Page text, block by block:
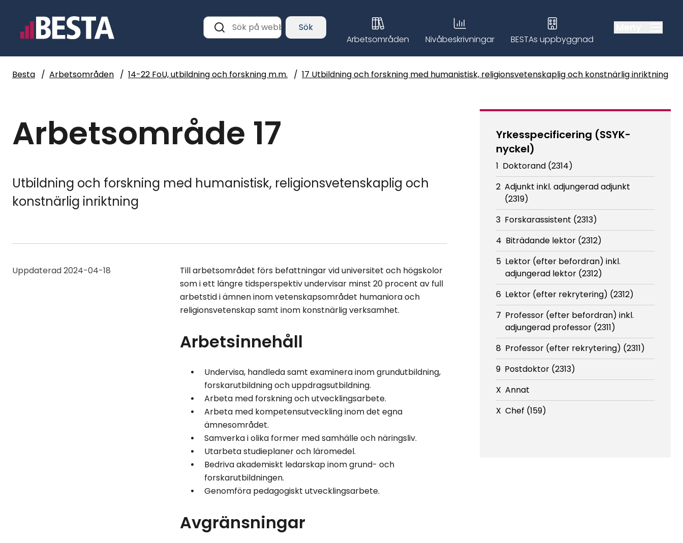
Globalt sök
Sök
Arbetsområden
Nivåbeskrivningar BESTAs uppbyggnad
Besta / Arbetsområden / 14-22 FoU, utbildning och forskning m.m. / 17 Utbildning och forskning med humanistisk, religionsvetenskaplig och konstnärlig inriktning
Arbetsområde 17
Utbildning och forskning med humanistisk, religionsvetenskaplig och
konstnärlig inriktning
Uppdaterad2024-04-18
Till arbetsområdet förs befattningar vid universitet och högskolor
som i ett längre tidsperspektiv undervisar minst 20 procent av full
arbetstid i ämnen inom vetenskapsområdet humaniora och
religionsvetenskap samt inom konstnärlig verksamhet.
Arbetsinnehåll
Undervisa, handleda samt examinera inom grundutbildning,
forskarutbildning och uppdragsutbildning.
Arbeta med forskning och utvecklingsarbete.
Arbeta med kompetensutveckling inom det egna
ämnesområdet.
Samverka i olika former med samhälle och näringsliv.
Utarbeta studieplaner och läromedel.
Bedriva akademiskt ledarskap inom grund- och
forskarutbildningen.
Genomföra pedagogiskt utvecklingsarbete.
Avgränsningar
Yrkesspecificering (SSYK-
nyckel)
1 Doktorand (2314)
2 Adjunkt inkl. adjungerad adjunkt
(2319)
3 Forskarassistent (2313)
4 Biträdande lektor (2312)
5 Lektor (efter befordran) inkl.
adjungerad lektor (2312)
6 Lektor (efter rekrytering) (2312)
7 Professor (efter befordran) inkl.
adjungerad professor (2311)
8 Professor (efter rekrytering) (2311)
9 Postdoktor (2313)
X Annat
X Chef (159)